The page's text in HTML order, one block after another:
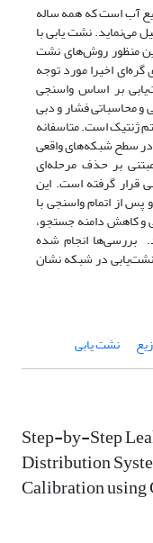
آب است که همه ساله
می‌نماید. نشت یابی با
منظور روش‌های نشت
اخیرا مورد توجه
بر اساس واسنجی
و محاسباتی فشار و دبی
ژنتیک است. متاسفانه
سطح شبکه‌های واقعی
بر حذف مرحله‌ای
قرار گرفته است. این
از اتمام واسنجی با
و کاهش دامنه جستجو،
بررسی‌ها انجام شده
نشت‌یابی در شبکه نشان
نشت یابی
Step-by-Step
Distribution
Calibration